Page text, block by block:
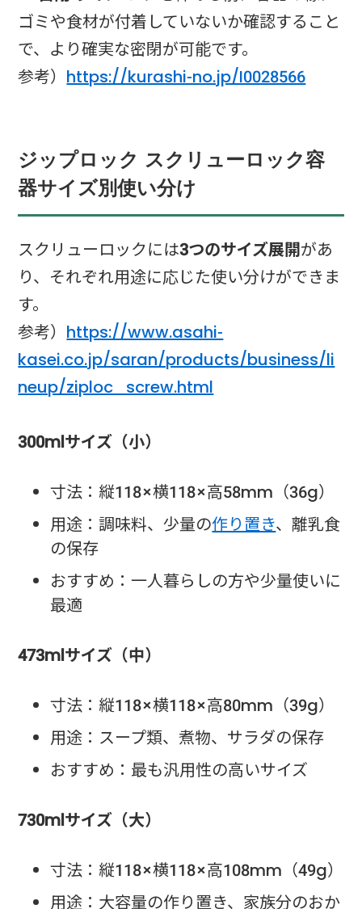
ゴミや食材が付着していないか確認すること
で、より確実な密閉が可能です。
参考） https://kurashi-no.jp/I0028566
ジップロック スクリューロック容
器サイズ別使い分け
スクリューロックには3つのサイズ展開があ
り、それぞれ用途に応じた使い分けができま
す。
参考） https://www.asahi-
kasei.co.jp/saran/products/business/li
neup/ziploc_screw.html
300mlサイズ（小）
寸法：縦118×横118×高58mm（36g）
用途：調味料、少量の作り置き、離乳食
の保存
おすすめ：一人暮らしの方や少量使いに
最適
473mlサイズ（中）
寸法：縦118×横118×高80mm（39g）
用途：スープ類、煮物、サラダの保存
おすすめ：最も汎用性の高いサイズ
730mlサイズ（大）
寸法：縦118×横118×高108mm（49g）
用途：大容量の作り置き、家族分のおか